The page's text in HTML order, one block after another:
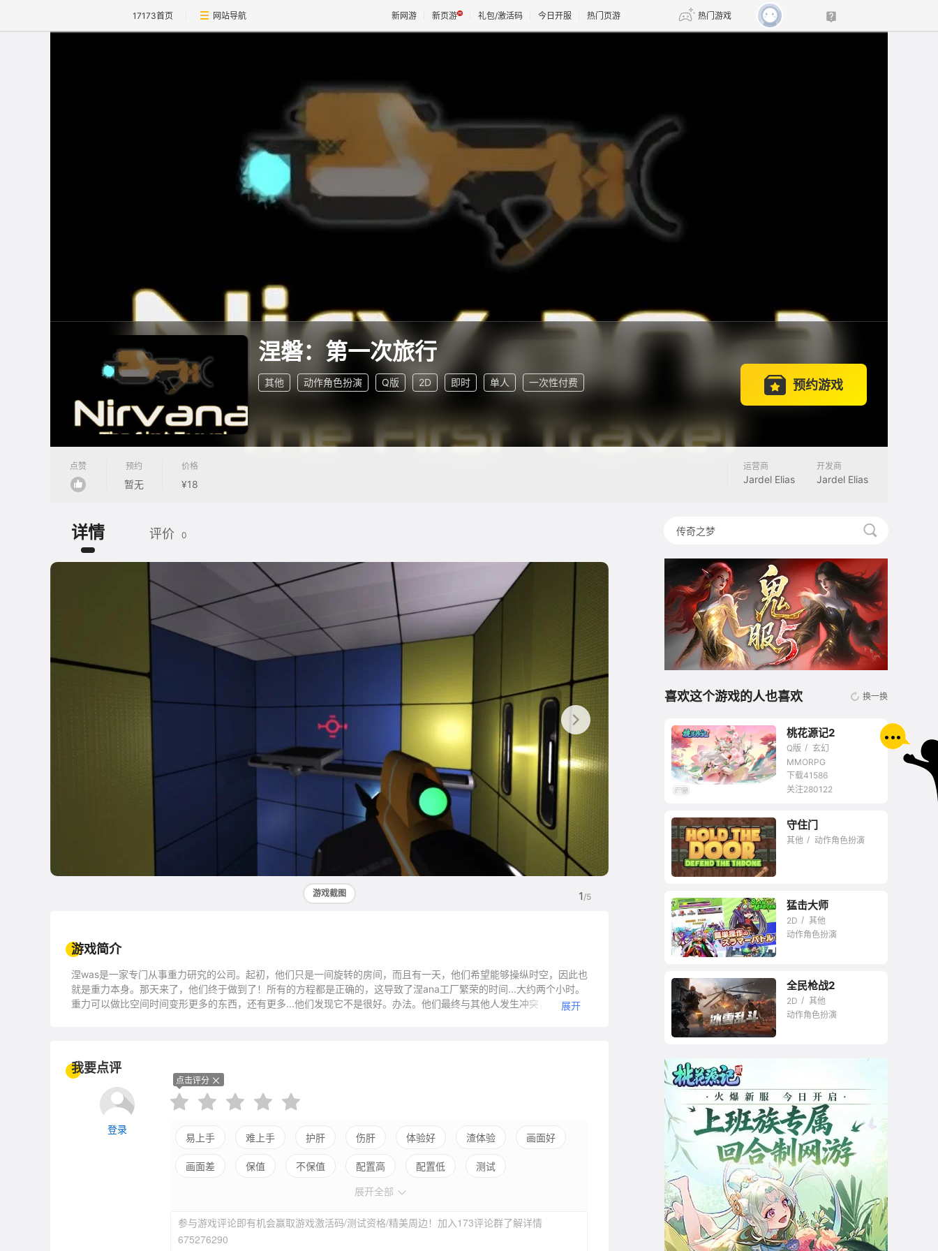
17173首页 网站导航 新网游 新页游 礼包/激活码 今日开服 热门页游 热门游戏
剑网3旗舰版
王权与自由
涅磐：第一次旅行
其他 动作角色扮演 Q版 2D 即时 单人 一次性付费 预约游戏
点赞 预约
暂无
价格
¥18
运营商
Jardel Elias
开发商
Jardel Elias
详情 评价 0
1/5
游戏截图
游戏简介
涅was是一家专门从事重力研究的公司。起初，他们只是一间旋转的房间，而且有一天，他们希望能够操纵时空，因此也
就是重力本身。那天来了，他们终于做到了！所有的方程都是正确的，这导致了涅ana工厂繁荣的时间...大约两个小时。
重力可以做比空间时间变形更多的东西，还有更多...他们发现它不是很好。办法。他们最终与其他人发生冲突，开启了一
展开
我要点评
登录
点击评分
易上手 难上手 护肝 伤肝 体验好 渣体验 画面好
画面差 保值 不保值 配置高 配置低
测试
展开全部
参与游戏评论即有机会赢取游戏激活码/测试资格/精美周边！加入173评论群了解详情
675276290
喜欢这个游戏的人也喜欢 换一换
网游
桃花源记2
Q版
玄幻
MMORPG
下载41586
关注280122
守住门
其他 动作角色扮演
猛击大师
2D
其他
动作角色扮演
全民枪战2
2D
其他
动作角色扮演